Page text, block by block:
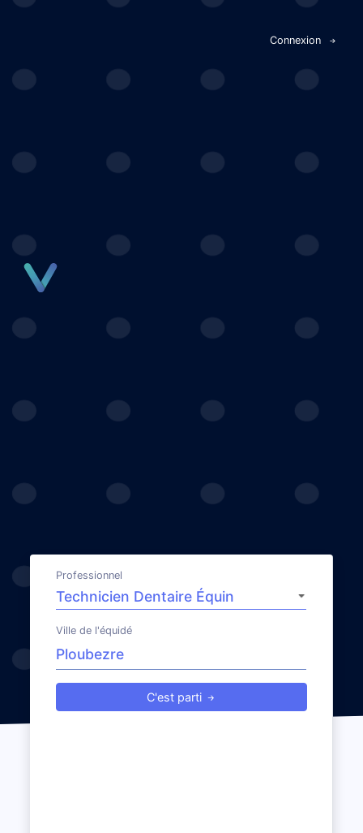
Connexion
Professionnel
Ville de l'équidé
C'est parti